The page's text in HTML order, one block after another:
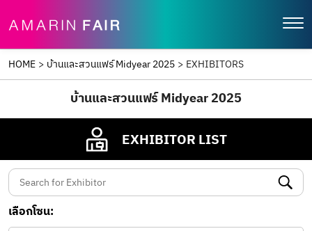
HOME > บ้านและสวนแฟร์ Midyear 2025 > EXHIBITORS
บ้านและสวนแฟร์ Midyear 2025
EXHIBITOR LIST
เลือกโซน: